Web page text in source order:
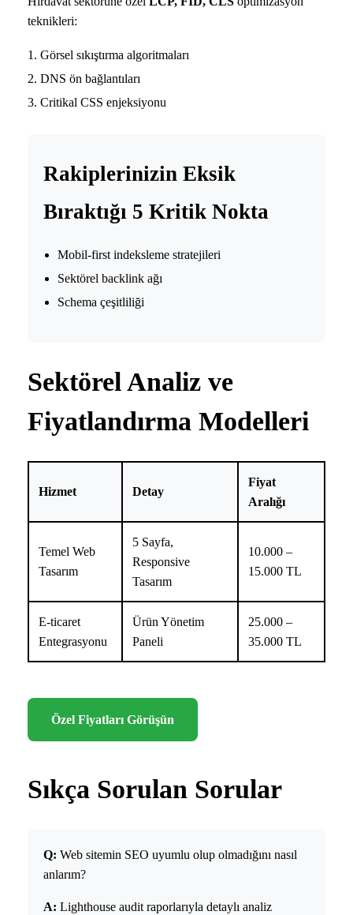
teknikleri:
Görsel sıkıştırma algoritmaları
DNS ön bağlantıları
Critikal CSS enjeksiyonu
Rakiplerinizin Eksik
Bıraktığı 5 Kritik Nokta
Mobil-first indeksleme stratejileri
Sektörel backlink ağı
Schema çeşitliliği
Sektörel Analiz ve
Fiyatlandırma Modelleri
Hizmet Detay
Fiyat
Aralığı
Temel Web
Tasarım
5 Sayfa,
Responsive
Tasarım
10.000 –
15.000 TL
E-ticaret
Entegrasyonu
Ürün Yönetim
Paneli
25.000 –
35.000 TL
Özel Fiyatları Görüşün
Sıkça Sorulan Sorular
Q: Web sitemin SEO uyumlu olup olmadığını nasıl
anlarım?
A: Lighthouse audit raporlarıyla detaylı analiz